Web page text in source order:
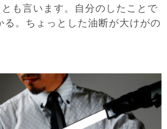
とも言います。自分のしたことで
る。ちょっとした油断が大けがの